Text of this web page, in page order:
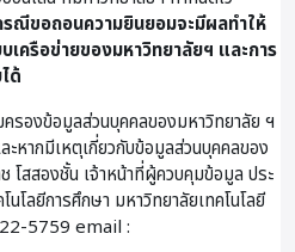
ณีขอถอนความยินยอมจะมีผลทำให้
เครือข่ายของมหาวิทยาลัยฯ และการ
ด้
รองข้อมูลส่วนบุคคลของมหาวิทยาลัย ฯ
ะหากมีเหตุเกี่ยวกับข้อมูลส่วนบุคคลของ
โสสองชั้น เจ้าหน้าที่ผู้ควบคุมข้อมูล ประ
โลยีการศึกษา มหาวิทยาลัยเทคโนโลยี
5759 email :